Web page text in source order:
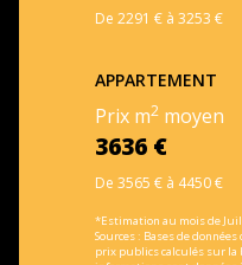
De 2291 € à 3253 €
APPARTEMENT
Prix m2 moyen
3636 €
De 3565 € à 4450 €
*Estimation au mois de
Sources : Bases de
prix publics calculés sur la